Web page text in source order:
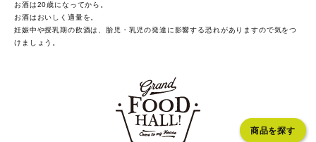
お酒は20歳になってから。
お酒はおいしく適量を。
妊娠中や授乳期の飲酒は、胎児・乳児の発達に影響する恐れがありますので気をつ
けましょう。
商品を探す